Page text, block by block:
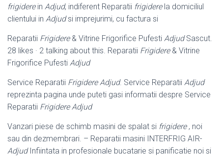
frigiderein Adjud, indiferent Reparatii frigiderela domiciliul
clientului in Adjudsi imprejurimi, cu factura si
Reparatii Frigidere& Vitrine Frigorifice Pufesti AdjudSascut.
28 likes · 2 talking about this. Reparatii Frigidere& Vitrine
Frigorifice Pufesti Adjud
Service Reparatii Frigidere Adjud. Service Reparatii Adjud
reprezinta pagina unde puteti gasi informatii despre Service
Reparatii Frigidere Adjud
Vanzari piese de schimb masini de spalat si frigidere, noi
sau din dezmembrari. – Reparatii masini INTERFRIG AIR-
AdjudInfiintata in profesionale bucatarie si panificatie noi si